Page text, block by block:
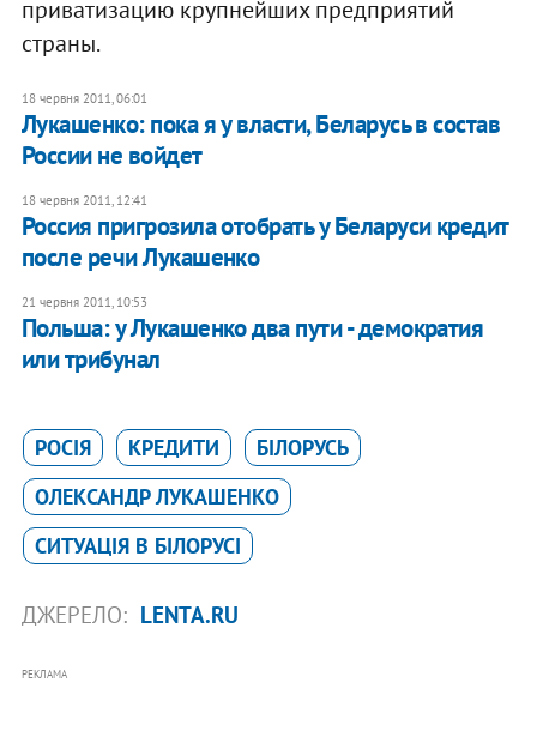
приватизацию крупнейших предприятий
страны.
18 червня 2011, 06:01
Лукашенко: пока я у власти, Беларусь в состав
России не войдет
18 червня 2011, 12:41
Россия пригрозила отобрать у Беларуси кредит
после речи Лукашенко
21 червня 2011, 10:53
Польша: у Лукашенко два пути - демократия
или трибунал
РОСІЯ КРЕДИТИ
БІЛОРУСЬ
ОЛЕКСАНДР ЛУКАШЕНКО
СИТУАЦІЯ В БІЛОРУСІ
ДЖЕРЕЛО: LENTA.RU
РЕКЛАМА